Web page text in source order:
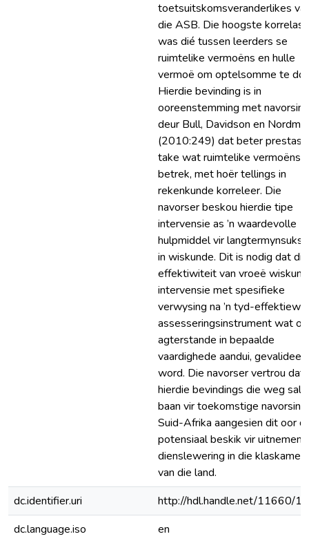
toetsuitskomsveranderlikes
die ASB. Die hoogste
was dié tussen leerders se
ruimtelike vermoëns en hulle
vermoë om optelsomme te
Hierdie bevinding is in
ooreenstemming met navorsing
deur Bull, Davidson en
(2010:249) dat beter
take wat ruimtelike vermoëns
betrek, met hoër tellings in
rekenkunde korreleer. Die
navorser beskou hierdie tipe
intervensie as ’n waardevolle
hulpmiddel vir
in wiskunde. Dit is nodig dat die
effektiwiteit van vroeë
intervensie met spesifieke
verwysing na ’n tyd-effektiewe
assesseringsinstrument wat op
agterstande in bepaalde
vaardighede aandui, gevalideer
word. Die navorser vertrou dat
hierdie bevindings die weg sal
baan vir toekomstige navorsing
Suid-Afrika aangesien dit oor
potensiaal beskik vir
dienslewering in die klaskamers
van die land.
dc.identifier.uri
http://hdl.handle.net/11660/
dc.language.iso
en